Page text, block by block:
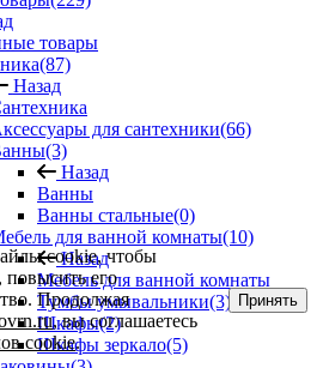
товары
(87)
Назад
для сантехники(66)
(3)
Назад
Ванны
Ванны стальные(0)
для ванной комнаты(10)
Назад
Мебель для ванной комнаты
Тумбы умывальники(3)
Шкафы(2)
Шкафы зеркало(5)
cookie, чтобы
повысить его
Продолжая
, вы соглашаетесь
cookie.
Принять